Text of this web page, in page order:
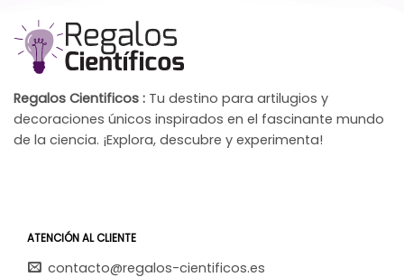
Regalos Cientificos : Tu destino para artilugios y
decoraciones únicos inspirados en el fascinante mundo
de la ciencia. ¡Explora, descubre y experimenta!
ATENCIÓN AL CLIENTE
contacto@regalos-cientificos.es